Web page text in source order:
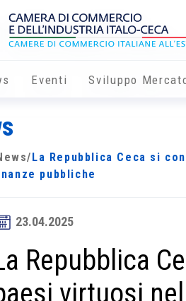
Eventi Sviluppo
/ La Repubblica Ceca si
pubbliche
23.04.2025
Repubblica
virtuosi